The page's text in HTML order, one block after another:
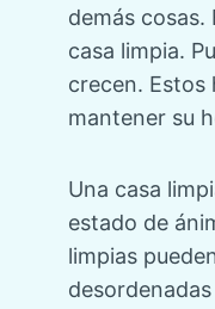
demás
casa limpia.
crecen. Estos
mantener su
Una casa
estado de
limpias